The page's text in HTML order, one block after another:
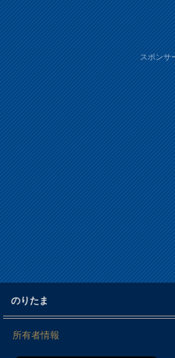
スポンサ
のりたま
所有者情報